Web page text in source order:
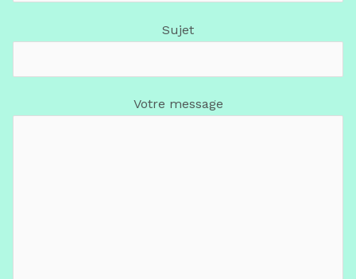
Sujet
Votre message